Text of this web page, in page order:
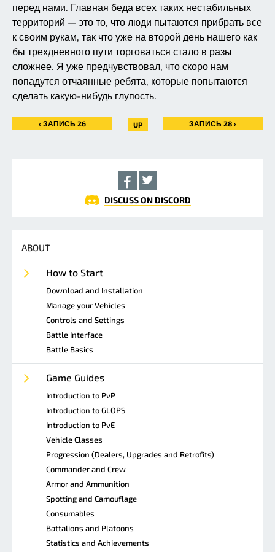
перед нами. Главная беда всех таких нестабильных
территорий — это то, что люди пытаются прибрать все
к своим рукам, так что уже на второй день нашего как
бы трехдневного пути торговаться стало в разы
сложнее. Я уже предчувствовал, что скоро нам
попадутся отчаянные ребята, которые попытаются
сделать какую-нибудь глупость.
‹ ЗАПИСЬ 26 UP ЗАПИСЬ 28 ›
DISCUSS ON DISCORD
ABOUT
How to Start
Download and Installation
Manage your Vehicles
Controls and Settings
Battle Interface
Battle Basics
Game Guides
Introduction to PvP
Introduction to GLOPS
Introduction to PvE
Vehicle Classes
Progression (Dealers, Upgrades and Retrofits)
Commander and Crew
Armor and Ammunition
Spotting and Camouflage
Consumables
Battalions and Platoons
Statistics and Achievements